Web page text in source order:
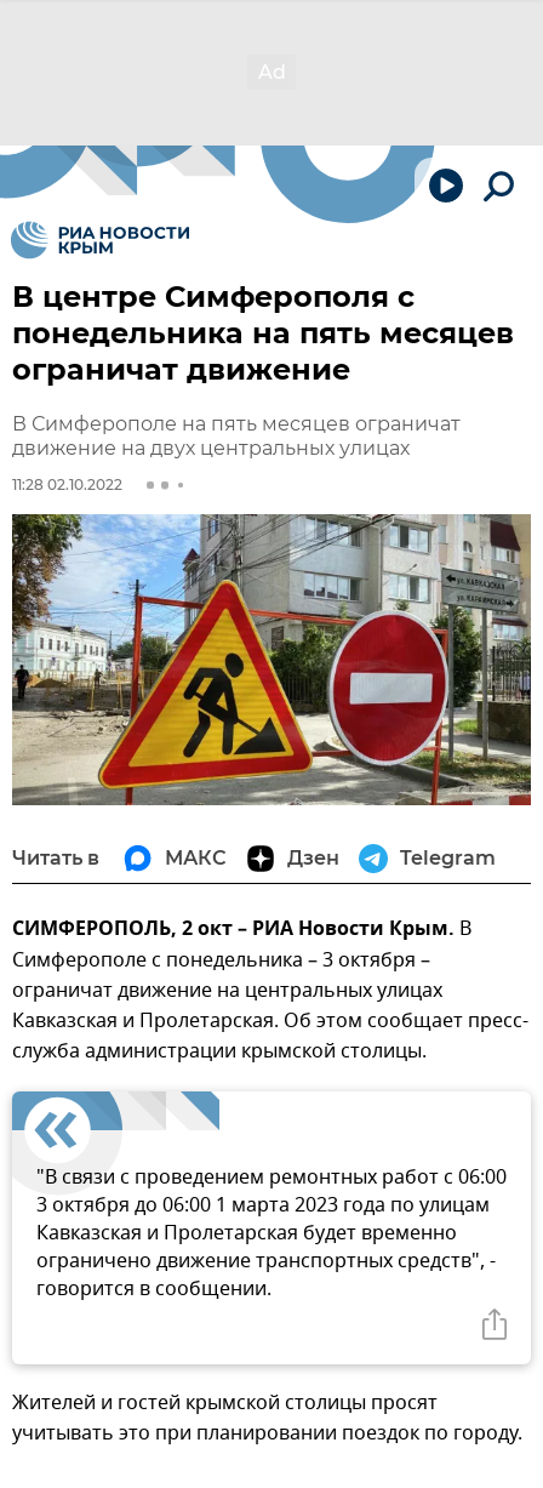
В центре Симферополя с
понедельника на пять месяцев
ограничат движение
В Симферополе на пять месяцев ограничат
движение на двух центральных улицах
11:28 02.10.2022
Читать в МАКС Дзен Telegram
СИМФЕРОПОЛЬ, 2 окт – РИА Новости Крым. В
Симферополе с понедельника – 3 октября –
ограничат движение на центральных улицах
Кавказская и Пролетарская. Об этом сообщает пресс-
служба администрации крымской столицы.
"В связи с проведением ремонтных работ с 06:00
3 октября до 06:00 1 марта 2023 года по улицам
Кавказская и Пролетарская будет временно
ограничено движение транспортных средств", -
говорится в сообщении.
Жителей и гостей крымской столицы просят
учитывать это при планировании поездок по городу.